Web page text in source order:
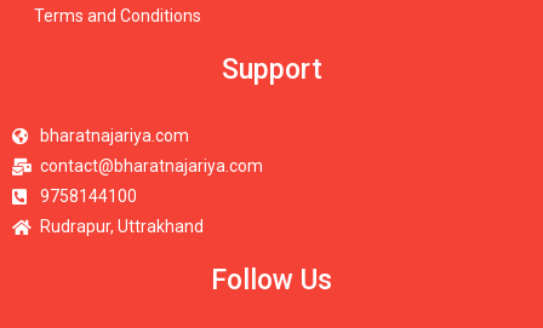
Terms and Conditions
Support
bharatnajariya.com
contact@bharatnajariya.com
9758144100
Rudrapur, Uttrakhand
Follow Us